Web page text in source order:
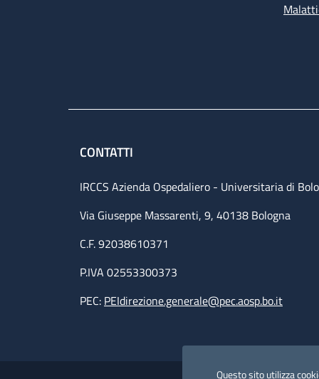
Questo sito utilizza
CONTATTI
IRCCS Azienda Ospedaliero - Universitaria di
Via Giuseppe Massarenti, 9, 40138 Bologna
C.F. 92038610371
P.IVA 02553300373
PEC: PEIdirezione.generale@pec.aosp.bo.it